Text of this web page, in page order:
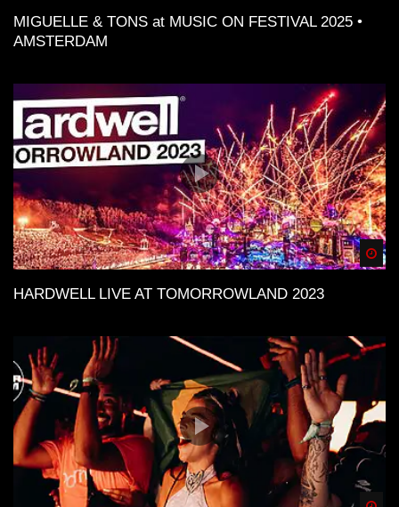
MIGUELLE & TONS at MUSIC ON FESTIVAL 2025 •
AMSTERDAM
HARDWELL LIVE AT TOMORROWLAND 2023